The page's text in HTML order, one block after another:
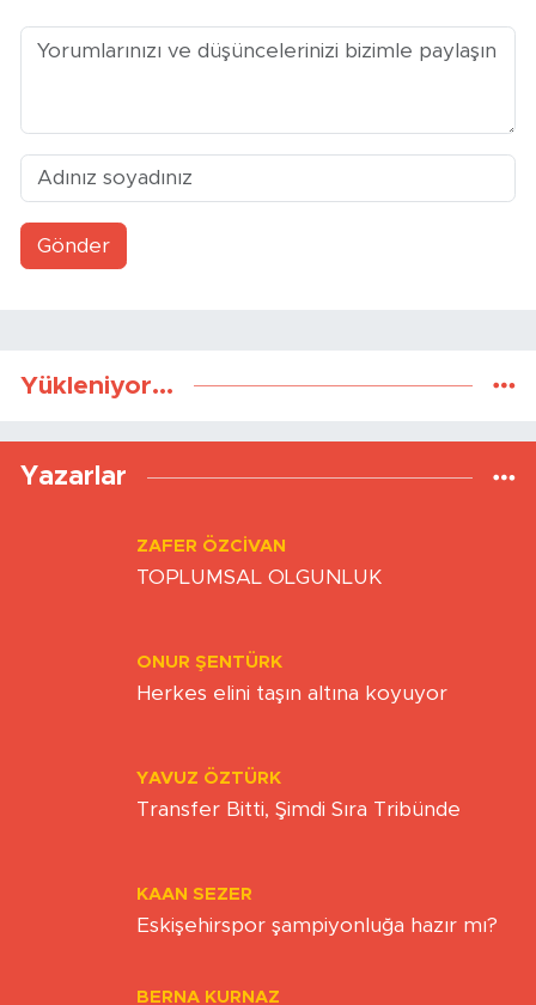
Gönder
Yükleniyor...
Yazarlar
ZAFER ÖZCIVAN
TOPLUMSAL OLGUNLUK
ONUR ŞENTÜRK
Herkes elini taşın altına koyuyor
YAVUZ ÖZTÜRK
Transfer Bitti, Şimdi Sıra Tribünde
KAAN SEZER
Eskişehirspor şampiyonluğa hazır mı?
BERNA KURNAZ